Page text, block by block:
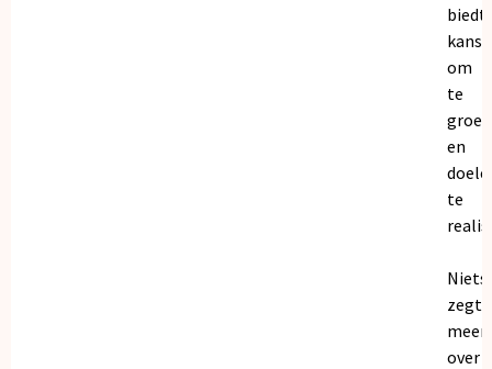
biedt
om
te
en
te
Niets
zegt
meer
over